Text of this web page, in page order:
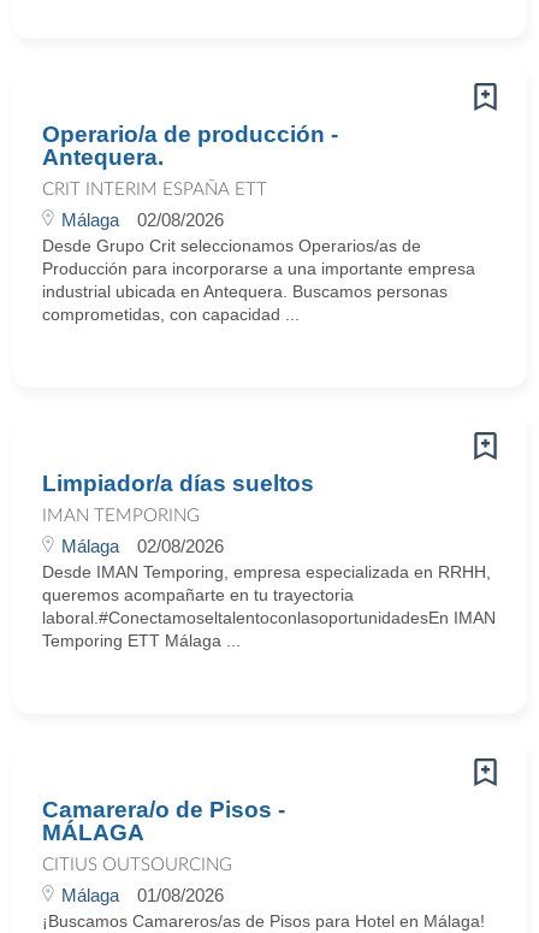
Operario/a de producción -
Antequera.
CRIT INTERIM ESPAÑA ETT
Málaga 02/08/2026
Desde Grupo Crit seleccionamos Operarios/as de
Producción para incorporarse a una importante empresa
industrial ubicada en Antequera. Buscamos personas
comprometidas, con capacidad ...
Limpiador/a días sueltos
IMAN TEMPORING
Málaga 02/08/2026
Desde IMAN Temporing, empresa especializada en RRHH,
queremos acompañarte en tu trayectoria
laboral.#ConectamoseltalentoconlasoportunidadesEn IMAN
Temporing ETT Málaga ...
Camarera/o de Pisos -
MÁLAGA
CITIUS OUTSOURCING
Málaga 01/08/2026
¡Buscamos Camareros/as de Pisos para Hotel en Málaga!